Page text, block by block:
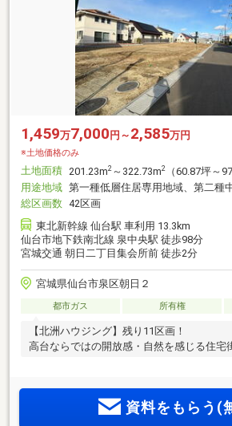
1,459万7,000 円～ 2,585万円
※土地価格のみ
土地面積 201.23m2 ～322.73m2
（60.87坪～
用途地域 第一種低層住居専用地域、第二種
総区画数 42区画
東北新幹線 仙台駅 車利用 13.3km
仙台市地下鉄南北線 泉中央駅 徒歩98分
宮城交通 朝日二丁目集会所前 徒歩2分
宮城県仙台市泉区朝日２
都市ガス 所有権
【北洲ハウジング】残り11区画！
高台ならではの開放感・自然を感じる住宅
資料をもらう(